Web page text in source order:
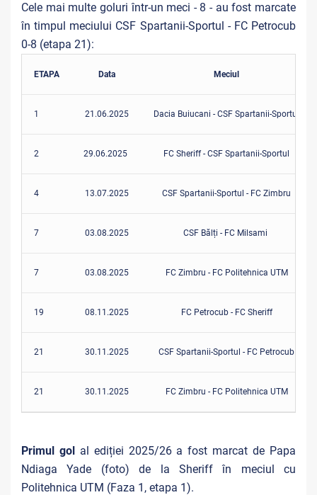
Cele mai multe goluri într-un meci - 8 - au fost marcate
în timpul meciului CSF Spartanii-Sportul - FC Petrocub
0-8 (etapa 21):
ETAPA Data Meciul
1 21.06.2025 Dacia Buiucani - CSF Spartanii-Sportul
2 29.06.2025 FC Sheriff - CSF Spartanii-Sportul
4 13.07.2025 CSF Spartanii-Sportul - FC Zimbru
7 03.08.2025 CSF Bălți - FC Milsami
7 03.08.2025 FC Zimbru - FC Politehnica UTM
19 08.11.2025 FC Petrocub - FC Sheriff
21 30.11.2025 CSF Spartanii-Sportul - FC Petrocub
21 30.11.2025 FC Zimbru - FC Politehnica UTM
Primul gol al ediției 2025/26 a fost marcat de Papa
Ndiaga Yade (foto) de la Sheriff în meciul cu
Politehnica UTM (Faza 1, etapa 1).